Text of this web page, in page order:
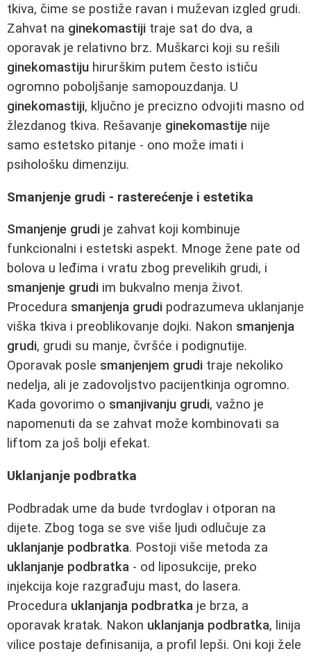
tkiva, čime se postiže ravan i muževan izgled grudi.
Zahvat na ginekomastiji traje sat do dva, a
oporavak je relativno brz. Muškarci koji su rešili
ginekomastiju hirurškim putem često ističu
ogromno poboljšanje samopouzdanja. U
ginekomastiji, ključno je precizno odvojiti masno od
žlezdanog tkiva. Rešavanje ginekomastije nije
samo estetsko pitanje - ono može imati i
psihološku dimenziju.
Smanjenje grudi - rasterećenje i estetika
Smanjenje grudi je zahvat koji kombinuje
funkcionalni i estetski aspekt. Mnoge žene pate od
bolova u leđima i vratu zbog prevelikih grudi, i
smanjenje grudi im bukvalno menja život.
Procedura smanjenja grudi podrazumeva uklanjanje
viška tkiva i preoblikovanje dojki. Nakon smanjenja
grudi, grudi su manje, čvršće i podignutije.
Oporavak posle smanjenjem grudi traje nekoliko
nedelja, ali je zadovoljstvo pacijentkinja ogromno.
Kada govorimo o smanjivanju grudi, važno je
napomenuti da se zahvat može kombinovati sa
liftom za još bolji efekat.
Uklanjanje podbratka
Podbradak ume da bude tvrdoglav i otporan na
dijete. Zbog toga se sve više ljudi odlučuje za
uklanjanje podbratka. Postoji više metoda za
uklanjanje podbratka - od liposukcije, preko
injekcija koje razgrađuju mast, do lasera.
Procedura uklanjanja podbratka je brza, a
oporavak kratak. Nakon uklanjanja podbratka, linija
vilice postaje definisanija, a profil lepši. Oni koji žele